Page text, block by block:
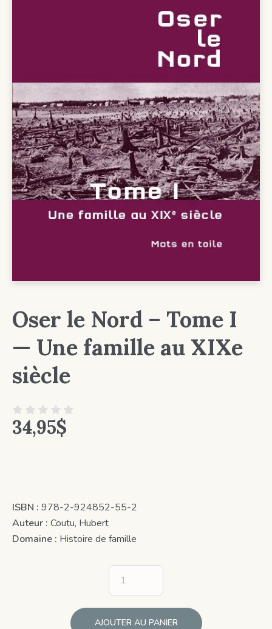
Oser le Nord – Tome I
— Une famille au XIXe
siècle
34,95$
ISBN : 978-2-924852-55-2
Auteur : Coutu, Hubert
Domaine : Histoire de famille
AJOUTER AU PANIER